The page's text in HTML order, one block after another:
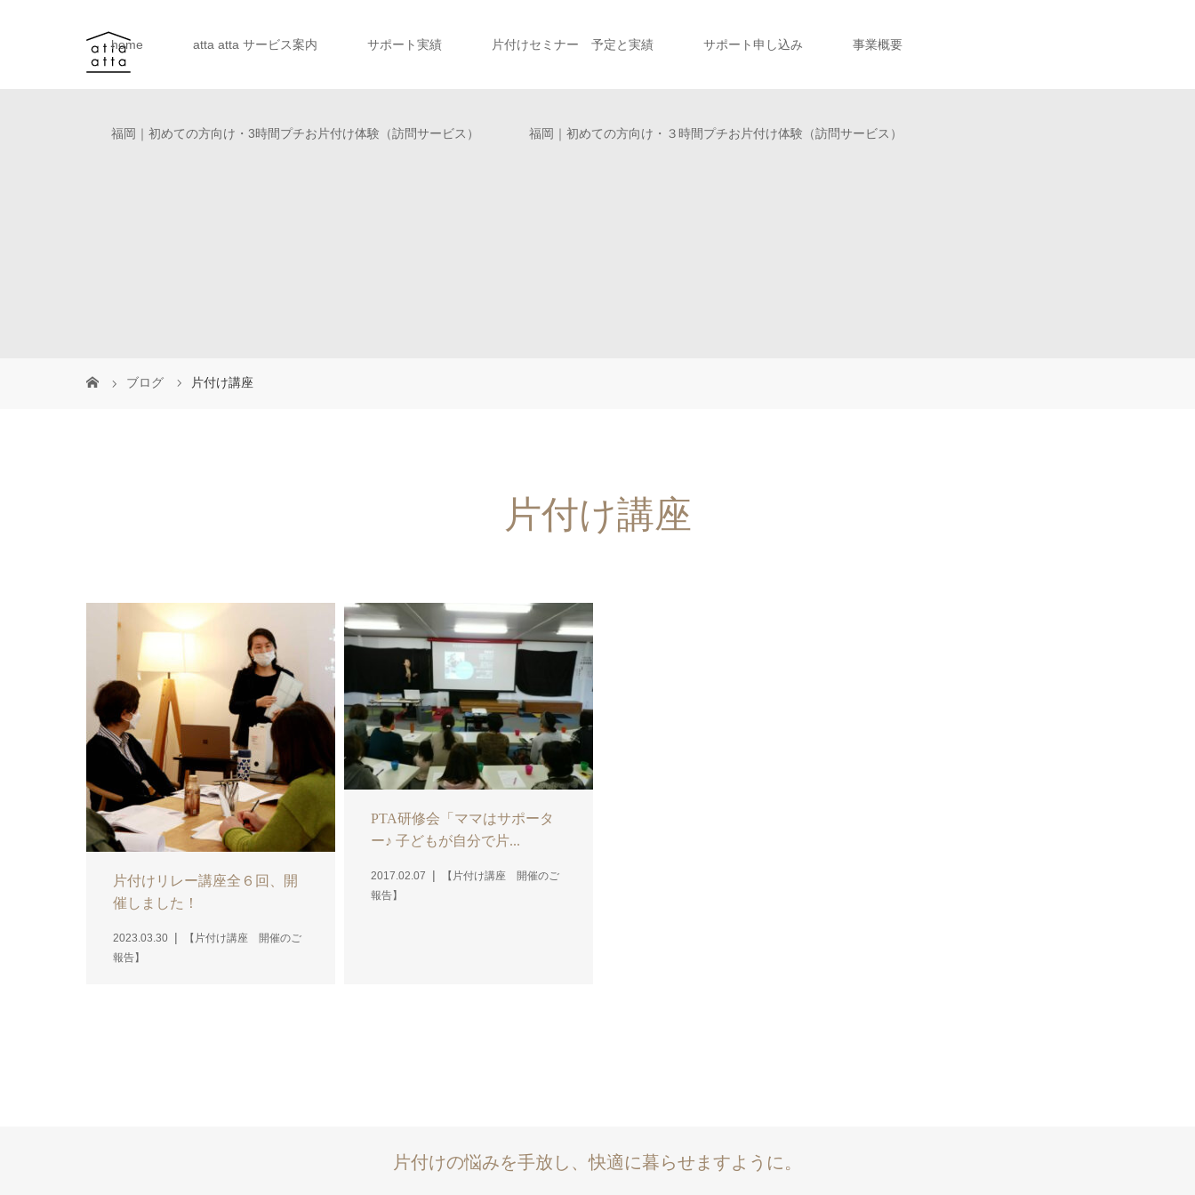
home atta atta サービス案内 サポート実績 片付けセミナー 予定と実績 サポート申し込み 事業概要
福岡｜初めての方向け・3時間プチお片付け体験（訪問サービス） 福岡｜初めての方向け・３時間プチお片付け体験（訪問サービス）
ブログ 片付け講座
片付け講座
片付けリレー講座全６回、開
催しました！
2023.03.30
【片付け講座 開催のご
報告】
PTA研修会「ママはサポータ
ー♪ 子どもが自分で片...
2017.02.07
【片付け講座 開催のご
報告】
片付けの悩みを手放し、快適に暮らせますように。